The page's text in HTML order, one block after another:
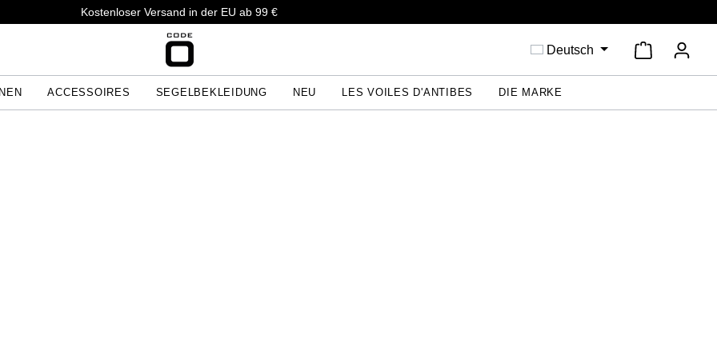
Kostenloser Versand in der EU ab 99 €
Deutsch
ACCESSOIRES SEGELBEKLEIDUNG NEU LES VOILES D'ANTIBES DIE MARKE